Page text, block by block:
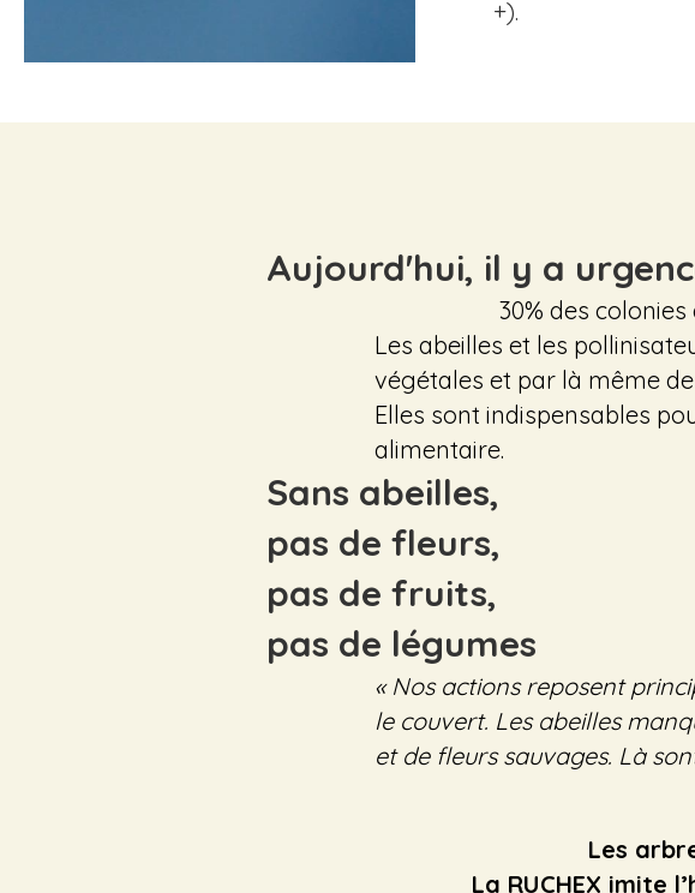
+).
Aujourd'hui, il y a
30% des
Les abeilles et les
végétales et par là même de
Elles sont indispensables
alimentaire.
Sans abeilles,
pas de fleurs,
pas de fruits,
pas de légumes
« Nos actions reposent
le couvert. Les abeilles
et de fleurs sauvages. Là
Les
La RUCHEX imite